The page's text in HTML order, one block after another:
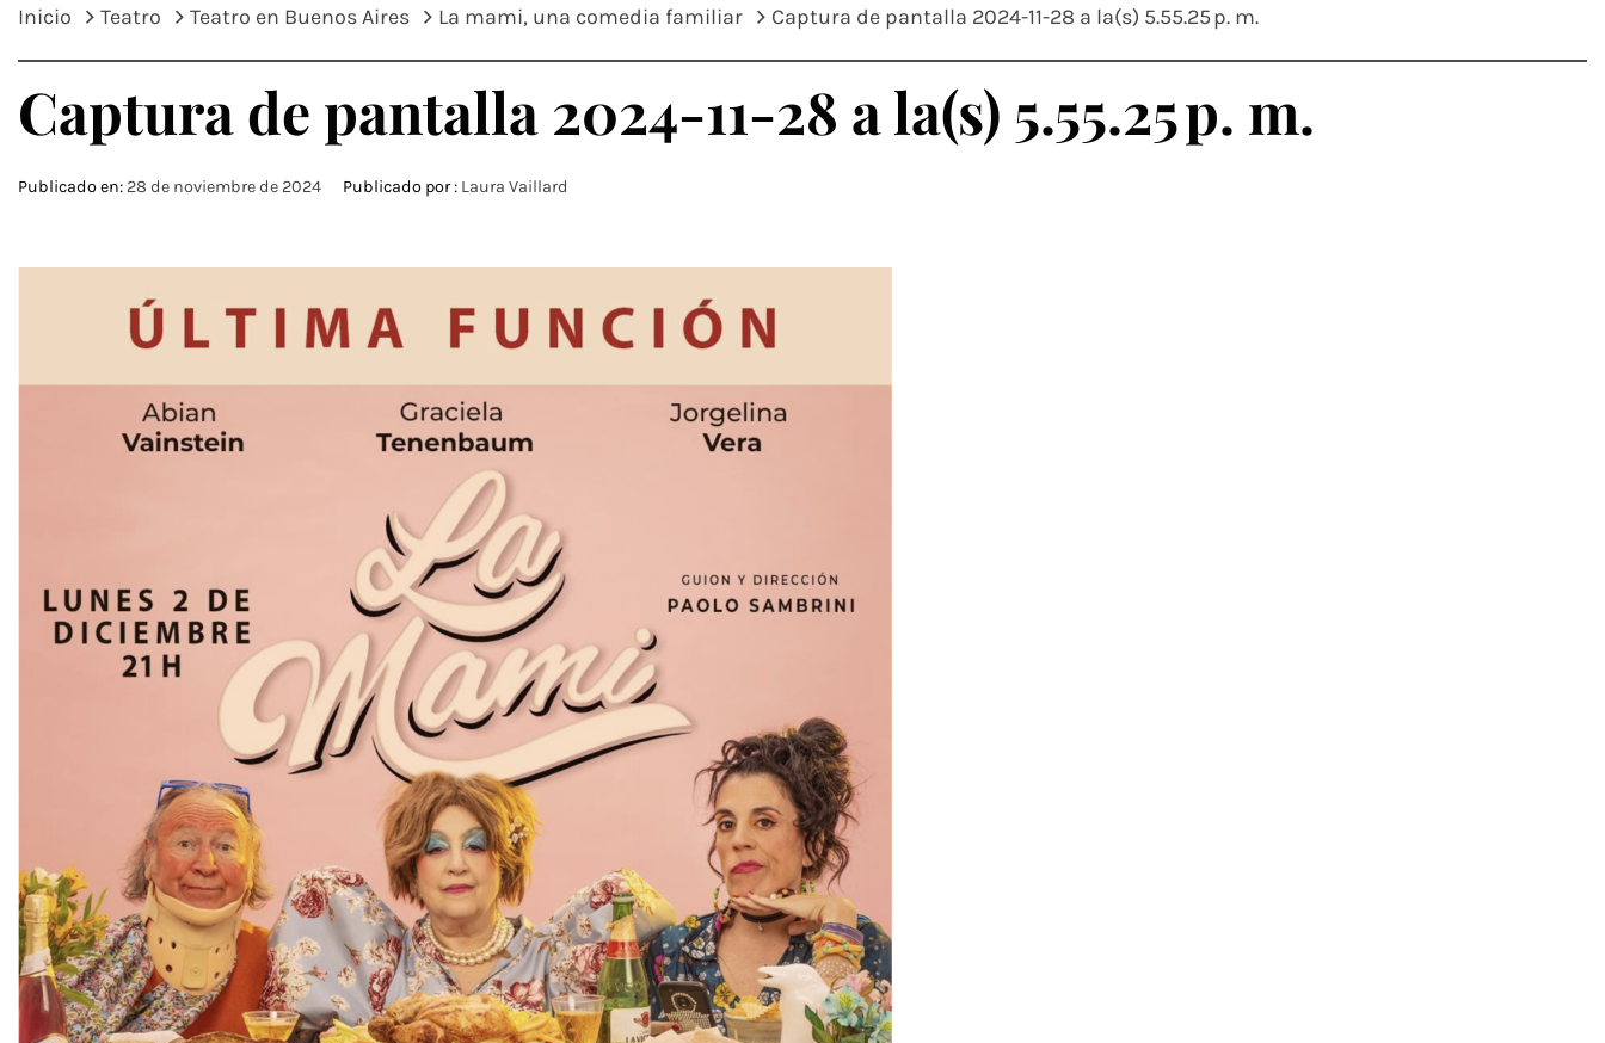
Inicio Teatro Teatro en Buenos Aires La mami, una comedia familiar Captura de pantalla 2024-11-28 a la(s) 5.55.25 p. m.
Captura de pantalla 2024-11-28 a la(s) 5.55.25 p. m.
Publicado en: 28 de noviembre de 2024 Publicado por : Laura Vaillard